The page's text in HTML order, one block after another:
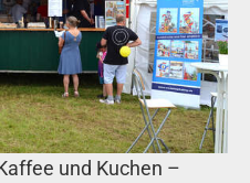
und Kuchen –